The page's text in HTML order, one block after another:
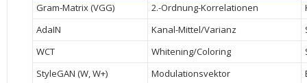
Gram-Matrix (VGG)
2.-Ordnung-Korrelationen
AdaIN
Kanal-Mittel/Varianz
WCT
Whitening/Coloring
StyleGAN (W, W+)
Modulationsvektor